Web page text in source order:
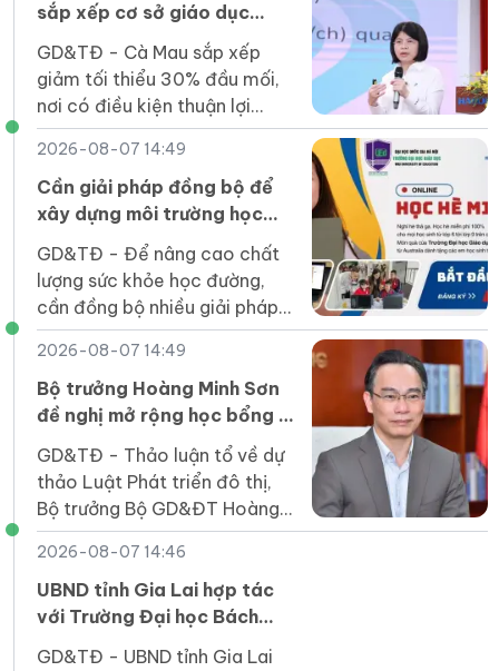
sắp xếp cơ sở giáo dục
trước ngày 30/8
GD&TĐ - Cà Mau sắp xếp
giảm tối thiểu 30% đầu mối,
nơi có điều kiện thuận lợi
giảm khoảng 50% đầu mối
cơ sở giáo dục công lập so
với thời điểm 1/7/2025.
2026-08-07 14:49
Cần giải pháp đồng bộ để
xây dựng môi trường học
đường khỏe mạnh
GD&TĐ - Để nâng cao chất
lượng sức khỏe học đường,
cần đồng bộ nhiều giải pháp,
tăng phối hợp giữa nhà
trường, gia đình, ngành y tế
và đầu tư nguồn lực.
2026-08-07 14:49
Bộ trưởng Hoàng Minh Sơn
đề nghị mở rộng học bổng ở
các lĩnh vực trọng điểm
GD&TĐ - Thảo luận tổ về dự
thảo Luật Phát triển đô thị,
Bộ trưởng Bộ GD&ĐT Hoàng
Minh Sơn đề nghị mở rộng học
bổng cho người học ở các
ngành, lĩnh vực trọng điểm.
2026-08-07 14:46
UBND tỉnh Gia Lai hợp tác
với Trường Đại học Bách
khoa TP HCM phát triển
GD&TĐ - UBND tỉnh Gia Lai